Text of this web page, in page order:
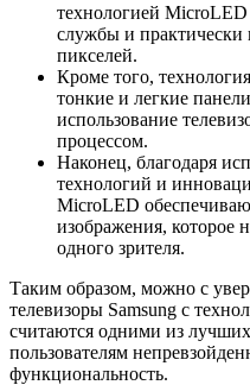
технологией
службы и
пикселей.
Кроме того,
тонкие и легкие
использование
процессом.
Наконец, благодаря
технологий и
MicroLED
изображения, которое
одного зрителя.
Таким образом, можно с
телевизоры Samsung с
считаются одними из
пользователям
функциональность.